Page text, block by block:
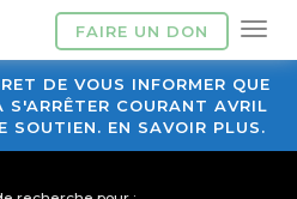
FAIRE UN DON
DE VOUS INFORMER QUE
COURANT AVRIL
SOUTIEN. EN SAVOIR PLUS.